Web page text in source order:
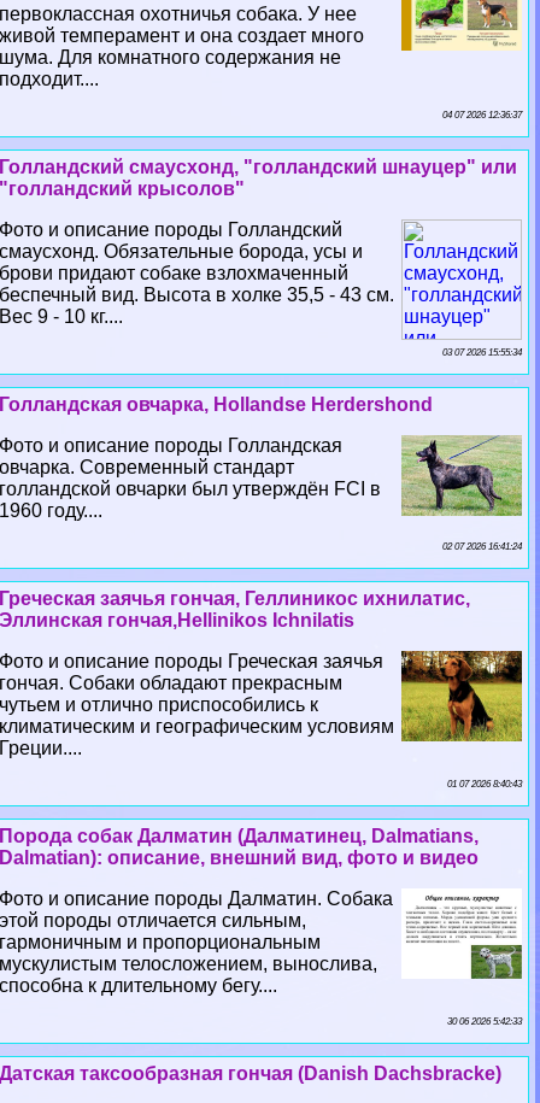
первоклассная охотничья собака. У нее
живой темперамент и она создает много
шума. Для комнатного содержания не
подходит....
04 07 2026 12:36:37
Голландский смаусхонд, "голландский шнауцер" или
"голландский крысолов"
Фото и описание породы Голландский
смаусхонд. Обязательные борода, усы и
брови придают собаке взлохмаченный
беспечный вид. Высота в холке 35,5 - 43 см.
Вес 9 - 10 кг....
03 07 2026 15:55:34
Голландская овчарка, Hollandse Herdershond
Фото и описание породы Голландская
овчарка. Современный стандарт
голландской овчарки был утверждён FCI в
1960 году....
02 07 2026 16:41:24
Греческая заячья гончая, Геллиникос ихнилатис,
Эллинская гончая,Hellinikos Ichnilatis
Фото и описание породы Греческая заячья
гончая. Собаки обладают прекрасным
чутьем и отлично приспособились к
климатическим и географическим условиям
Греции....
01 07 2026 8:40:43
Порода собак Далматин (Далматинец, Dalmatians,
Dalmatian): описание, внешний вид, фото и видео
Фото и описание породы Далматин. Собака
этой породы отличается сильным,
гармоничным и пропорциональным
мускулистым телосложением, вынослива,
способна к длительному бегу....
30 06 2026 5:42:33
Датская таксообразная гончая (Danish Dachsbracke)